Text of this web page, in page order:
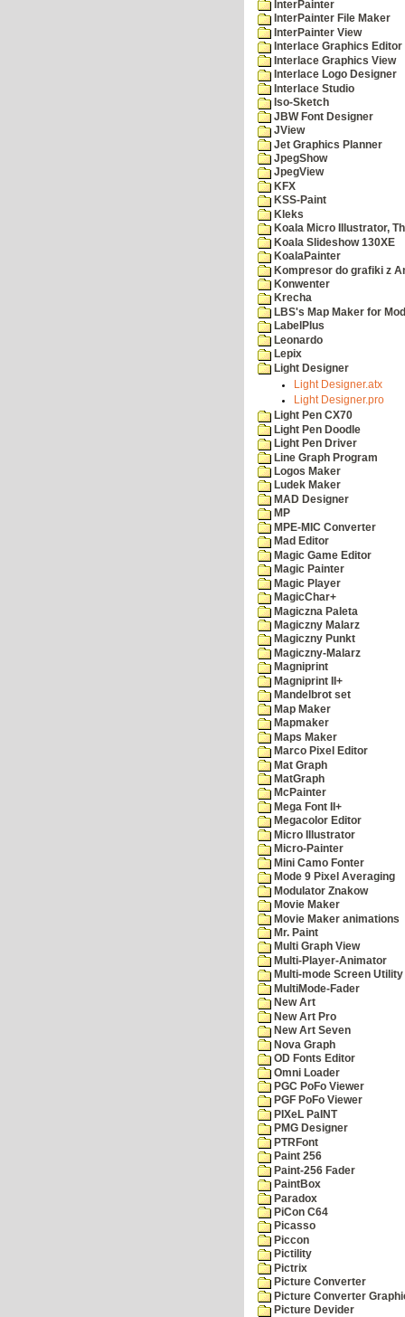
InterPainter
InterPainter File Maker
InterPainter View
Interlace Graphics Editor
Interlace Graphics View
Interlace Logo Designer
Interlace Studio
Iso-Sketch
JBW Font Designer
JView
Jet Graphics Planner
JpegShow
JpegView
KFX
KSS-Paint
Kleks
Koala Micro Illustrator,
Koala Slideshow 130XE
KoalaPainter
Kompresor do grafiki z
Konwenter
Krecha
LBS's Map Maker for
LabelPlus
Leonardo
Lepix
Light Designer
Light Designer.atx
Light Designer.pro
Light Pen CX70
Light Pen Doodle
Light Pen Driver
Line Graph Program
Logos Maker
Ludek Maker
MAD Designer
MP
MPE-MIC Converter
Mad Editor
Magic Game Editor
Magic Painter
Magic Player
MagicChar+
Magiczna Paleta
Magiczny Malarz
Magiczny Punkt
Magiczny-Malarz
Magniprint
Magniprint II+
Mandelbrot set
Map Maker
Mapmaker
Maps Maker
Marco Pixel Editor
Mat Graph
MatGraph
McPainter
Mega Font II+
Megacolor Editor
Micro Illustrator
Micro-Painter
Mini Camo Fonter
Mode 9 Pixel Averaging
Modulator Znakow
Movie Maker
Movie Maker animations
Mr. Paint
Multi Graph View
Multi-Player-Animator
Multi-mode Screen Utility
MultiMode-Fader
New Art
New Art Pro
New Art Seven
Nova Graph
OD Fonts Editor
Omni Loader
PGC PoFo Viewer
PGF PoFo Viewer
PIXeL PaINT
PMG Designer
PTRFont
Paint 256
Paint-256 Fader
PaintBox
Paradox
PiCon C64
Picasso
Piccon
Pictility
Pictrix
Picture Converter
Picture Converter
Picture Devider